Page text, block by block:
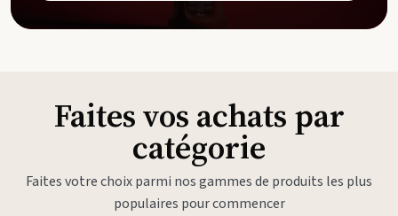
Faites vos achats par
catégorie
Faites votre choix parmi nos gammes de produits les plus
populaires pour commencer